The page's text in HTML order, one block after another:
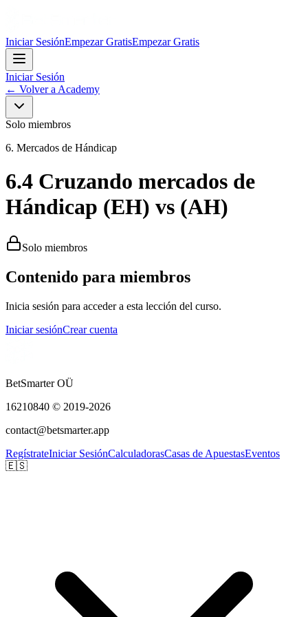
Iniciar SesiónEmpezar GratisEmpezar Gratis
Iniciar Sesión
← Volver a Academy
Solo miembros
6. Mercados de Hándicap
6.4 Cruzando mercados de
Hándicap (EH) vs (AH)
Solo miembros
Contenido para miembros
Inicia sesión para acceder a esta lección del curso.
Iniciar sesiónCrear cuenta
BetSmarter OÜ
16210840 © 2019-2026
contact@betsmarter.app
RegístrateIniciar SesiónCalculadorasCasas de ApuestasEventos
🇪🇸